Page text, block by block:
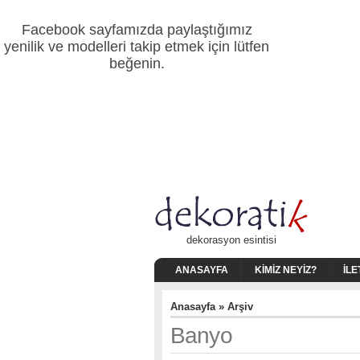
Facebook sayfamızda paylaştığımız
yenilik ve modelleri takip etmek için lütfen
beğenin.
dekorasyon esintisi
ANASAYFA KIMIZ NEYIZ?
Anasayfa» Arşiv
Banyo